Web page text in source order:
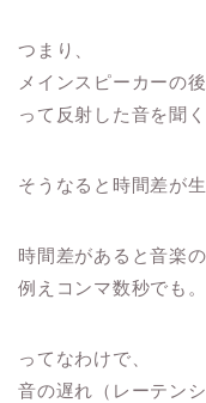
つまり、
メインスピーカーの
って反射した音を聞
そうなると時間差が生
時間差があると音楽
例えコンマ数秒でも。
ってなわけで、
音の遅れ（レーテン